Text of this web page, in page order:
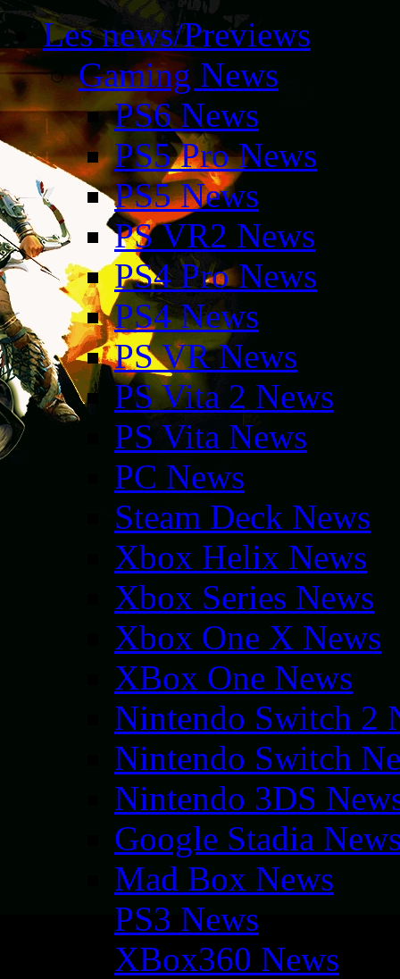
Les news/Previews
Gaming News
PS6 News
PS5 Pro News
PS5 News
PS VR2 News
PS4 Pro News
PS4 News
PS VR News
PS Vita 2 News
PS Vita News
PC News
Steam Deck News
Xbox Helix News
Xbox Series News
Xbox One X News
XBox One News
Nintendo Switch 2
Nintendo Switch
Nintendo 3DS
Google Stadia
Mad Box News
PS3 News
XBox360 News